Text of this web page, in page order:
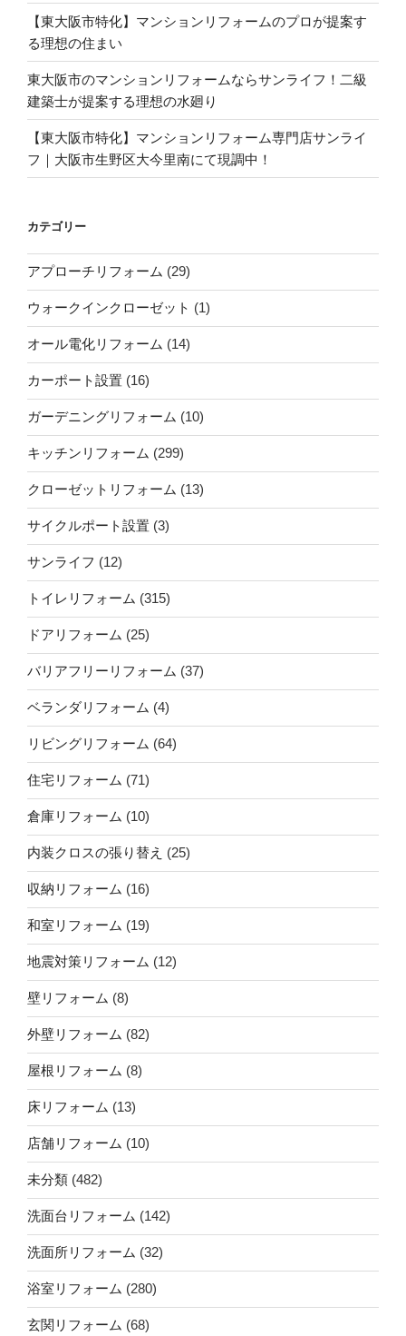
【東大阪市特化】マンションリフォームのプロが提案す
る理想の住まい
東大阪市のマンションリフォームならサンライフ！二級
建築士が提案する理想の水廻り
【東大阪市特化】マンションリフォーム専門店サンライ
フ｜大阪市生野区大今里南にて現調中！
カテゴリー
アプローチリフォーム (29)
ウォークインクローゼット (1)
オール電化リフォーム (14)
カーポート設置 (16)
ガーデニングリフォーム (10)
キッチンリフォーム (299)
クローゼットリフォーム (13)
サイクルポート設置 (3)
サンライフ (12)
トイレリフォーム (315)
ドアリフォーム (25)
バリアフリーリフォーム (37)
ベランダリフォーム (4)
リビングリフォーム (64)
住宅リフォーム (71)
倉庫リフォーム (10)
内装クロスの張り替え (25)
収納リフォーム (16)
和室リフォーム (19)
地震対策リフォーム (12)
壁リフォーム (8)
外壁リフォーム (82)
屋根リフォーム (8)
床リフォーム (13)
店舗リフォーム (10)
未分類 (482)
洗面台リフォーム (142)
洗面所リフォーム (32)
浴室リフォーム (280)
玄関リフォーム (68)